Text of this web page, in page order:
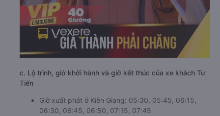
c. Lộ trình, giờ khởi hành và giờ kết thúc của xe khách Tư
Tiến
Giờ xuất phát ở Kiên Giang: 05:30, 05:45, 06:15,
06:30, 06:45, 06:50, 07:15, 07:45